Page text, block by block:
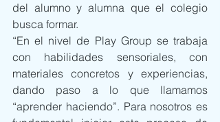
del alumno y alumna que el colegio
busca formar.
“En el nivel de Play Group se trabaja
con habilidades sensoriales, con
materiales concretos y experiencias,
dando paso a lo que llamamos
“aprender haciendo”. Para nosotros es